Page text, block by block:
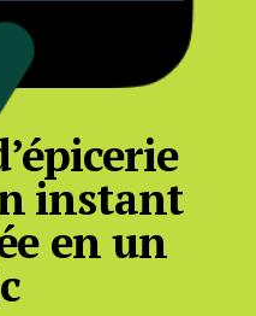
instant
en un